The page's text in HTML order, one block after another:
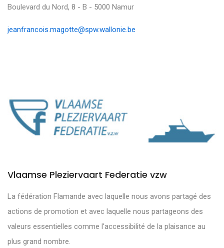
Boulevard du Nord, 8 - B - 5000 Namur
jeanfrancois.magotte@spw.wallonie.be
Vlaamse Pleziervaart Federatie vzw
La fédération Flamande avec laquelle nous avons partagé des
actions de promotion et avec laquelle nous partageons des
valeurs essentielles comme l'accessibilité de la plaisance au
plus grand nombre.